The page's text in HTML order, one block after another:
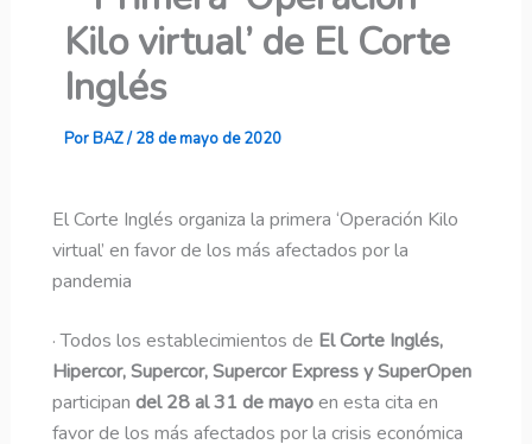
Kilo virtual’ de El Corte
Inglés
PorBAZ/28 de mayo de 2020
El Corte Inglés organiza la primera ‘Operación Kilo
virtual’ en favor de los más afectados por la
pandemia
· Todos los establecimientos de El Corte Inglés,
Hipercor, Supercor, Supercor Express y SuperOpen
participan del 28 al 31 de mayoen esta cita en
favor de los más afectados por la crisis económica